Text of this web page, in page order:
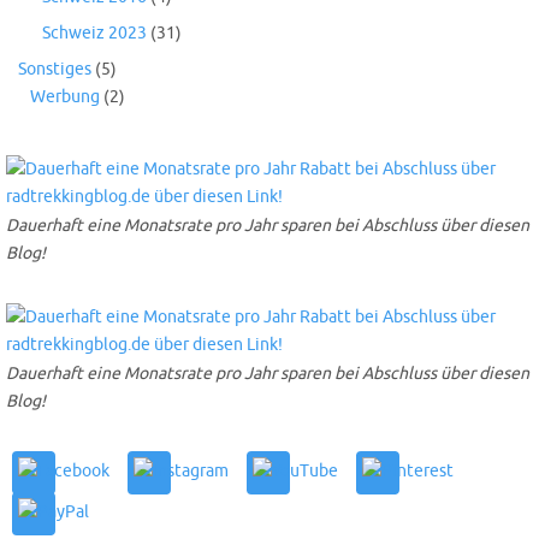
Schweiz 2023 (31)
Sonstiges (5)
Werbung (2)
Dauerhaft eine Monatsrate pro Jahr sparen bei Abschluss über diesen
Blog!
Dauerhaft eine Monatsrate pro Jahr sparen bei Abschluss über diesen
Blog!